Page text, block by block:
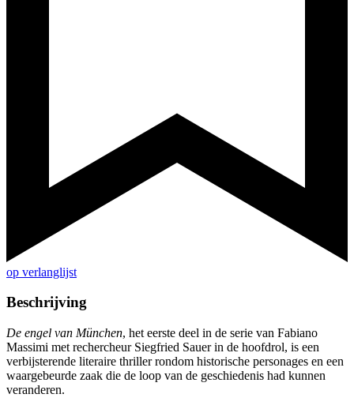
op verlanglijst
Beschrijving
De engel van München, het eerste deel in de serie van Fabiano
Massimi met rechercheur Siegfried Sauer in de hoofdrol, is een
verbijsterende literaire thriller rondom historische personages en een
waargebeurde zaak die de loop van de geschiedenis had kunnen
veranderen.